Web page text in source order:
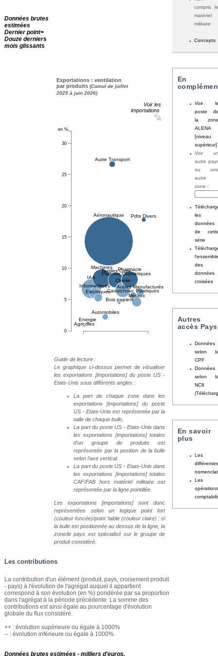
compris le
matériel
militaire
Concepts
En
Voir
poste
la
ALENA
[niveau
supérieur]
Voir
autre
ou
autre
zone :
les
données
de
série
l'ensemble
des
données
croisées
Autres
accès Pays
Données
selon
CPF
Données
selon
NC8
En savoir
plus
Les
différentes
Les
opérations
Données brutes
estimées
Dernier point=
Douze derniers
mois glissants
Exportations : ventilation
par produits (Cumul de juillet
2025 à juin 2026)
Voir les
importations
Guide de lecture :
Le graphique ci-dessus permet de visualiser
les exportations [importations] du poste US -
Etats-Unis sous différents angles :
La part de chaque zone dans les
exportations [importations] du poste
US - Etats-Unis est représentée par la
taille de chaque bulle,
La part du poste US - Etats-Unis dans
les exportations [importations] totales
d'un groupe de produits est
représentée par la position de la bulle
selon l'axe vertical.
La part du poste US - Etats-Unis dans
les exportations [importations] totales
CAF/FAB hors matériel militaire est
représentée par la ligne pointillée.
Les exportations [importations] sont donc
représentées selon un logique point fort
(couleur foncée)/point faible (couleur claire) : si
la bulle est positionnée au dessus de la ligne, la
zone/le pays est spécialisé sur le groupe de
produit considéré.
Les contributions
La contribution d'un élément (produit, pays, croisement produit
- pays) à l'évolution de l'agrégat auquel il appartient
correspond à son évolution (en %) pondérée par sa proportion
dans l'agrégat à la période précédente. La somme des
contributions est ainsi égale au pourcentage d'évolution
globale du flux considéré.
++ : évolution supérieure ou égale à 1000%
-- : évolution inférieure ou égale à 1000%
Données brutes estimées - milliers d'euros.